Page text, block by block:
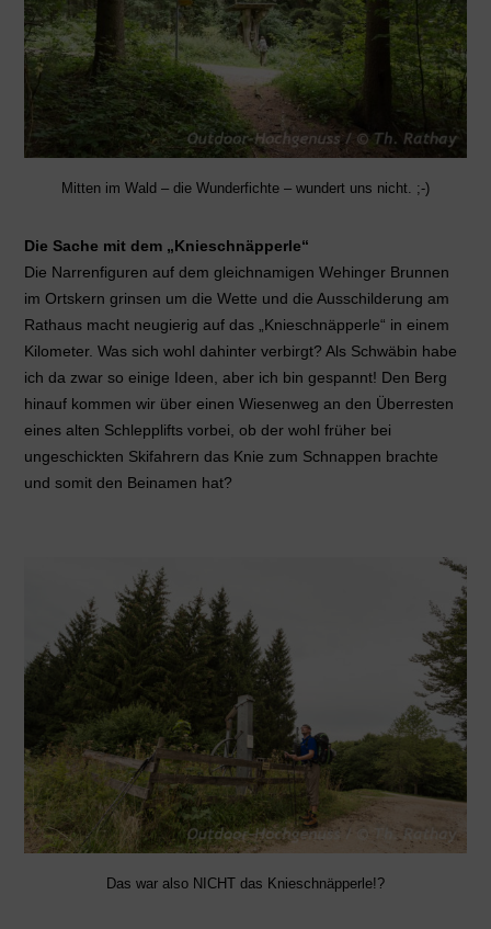
Mitten im Wald – die Wunderfichte – wundert uns nicht. ;-)
Die Sache mit dem „Knieschnäpperle“
Die Narrenfiguren auf dem gleichnamigen Wehinger Brunnen
im Ortskern grinsen um die Wette und die Ausschilderung am
Rathaus macht neugierig auf das „Knieschnäpperle“ in einem
Kilometer. Was sich wohl dahinter verbirgt? Als Schwäbin habe
ich da zwar so einige Ideen, aber ich bin gespannt! Den Berg
hinauf kommen wir über einen Wiesenweg an den Überresten
eines alten Schlepplifts vorbei, ob der wohl früher bei
ungeschickten Skifahrern das Knie zum Schnappen brachte
und somit den Beinamen hat?
Das war also NICHT das Knieschnäpperle!?